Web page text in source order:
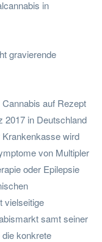
in
gravierende
auf Rezept
2017 in Deutschland
Krankenkasse wird
von Multipler
oder Epilepsie
vielseitige
samt seiner
konkrete